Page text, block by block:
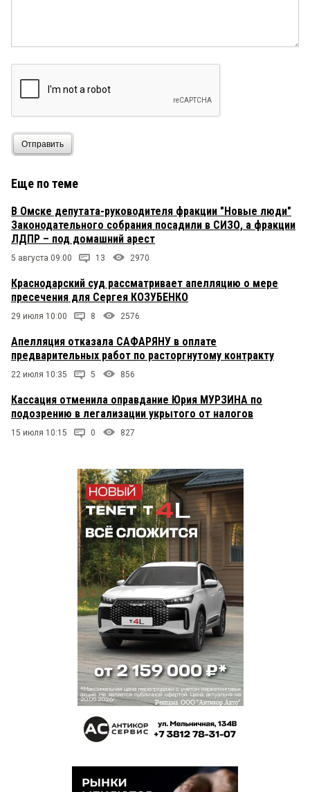
Отправить
Еще по теме
В Омске депутата-руководителя фракции "Новые люди"
Законодательного собрания посадили в СИЗО, а фракции
ЛДПР – под домашний арест
5 августа 09:00 13 2970
Краснодарский суд рассматривает апелляцию о мере
пресечения для Сергея КОЗУБЕНКО
29 июля 10:00 8 2576
Апелляция отказала САФАРЯНУ в оплате
предварительных работ по расторгнутому контракту
22 июля 10:35 5 856
Кассация отменила оправдание Юрия МУРЗИНА по
подозрению в легализации укрытого от налогов
15 июля 10:15 0 827